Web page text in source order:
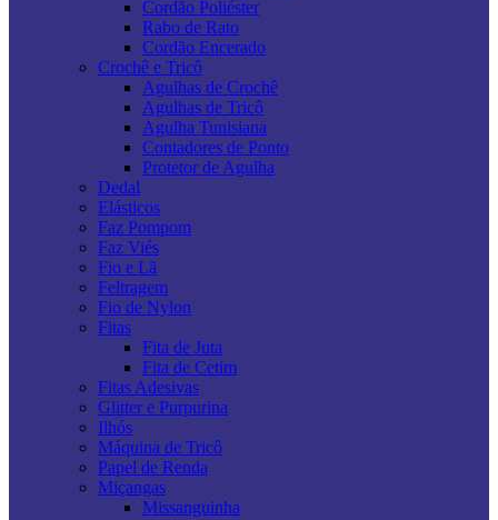
Cordão Poliéster
Rabo de Rato
Cordão Encerado
Crochê e Tricô
Agulhas de Crochê
Agulhas de Tricô
Agulha Tunisiana
Contadores de Ponto
Protetor de Agulha
Dedal
Elásticos
Faz Pompom
Faz Viés
Fio e Lã
Feltragem
Fio de Nylon
Fitas
Fita de Juta
Fita de Cetim
Fitas Adesivas
Glitter e Purpurina
Ilhós
Máquina de Tricô
Papel de Renda
Miçangas
Missanguinha